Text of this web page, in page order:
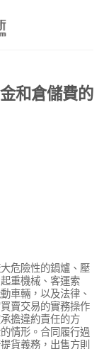
和倉儲費的
危險性的鍋爐、壓
重機械、客運索
車輛，以及法律、
賣交易的實務操作
擔違約責任的方
情形。合同履行過
貨義務，出售方則